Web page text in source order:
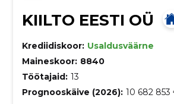
KIILTO EESTI OÜ
Krediidiskoor: Usaldusväärne
Maineskoor: 8840
Töötajaid: 13
Prognooskäive (2026): 10 682 853